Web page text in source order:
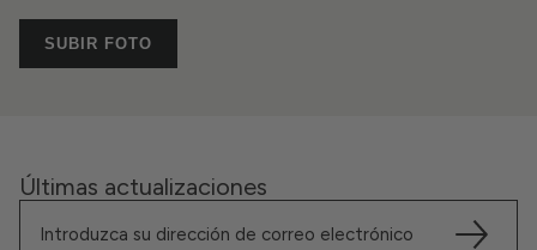
SUBIR FOTO
Últimas actualizaciones